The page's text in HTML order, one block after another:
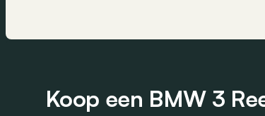
Koop een BMW 3